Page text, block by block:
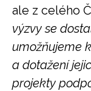
ale z celého
výzvy se
umožňujeme
a dotažení
projekty